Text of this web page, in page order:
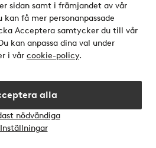
sidan samt i främjandet av vår
få mer personanpassade
Acceptera samtycker du till vår
kan anpassa dina val under
i vår cookie-policy.
alla
nödvändiga
Inställningar